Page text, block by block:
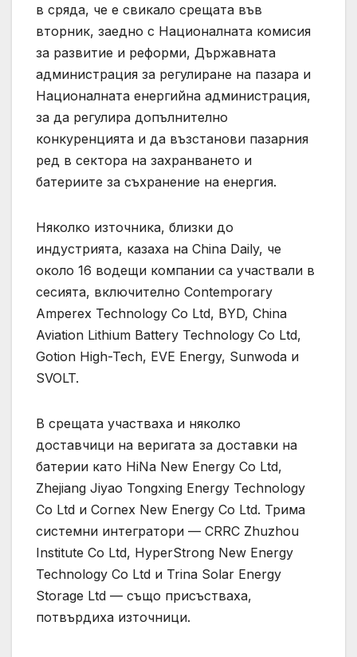
в сряда, че е свикало срещата във
вторник, заедно с Националната комисия
за развитие и реформи, Държавната
администрация за регулиране на пазара и
Националната енергийна администрация,
за да регулира допълнително
конкуренцията и да възстанови пазарния
ред в сектора на захранването и
батериите за съхранение на енергия.
Няколко източника, близки до
индустрията, казаха на China Daily, че
около 16 водещи компании са участвали в
сесията, включително Contemporary
Amperex Technology Co Ltd, BYD, China
Aviation Lithium Battery Technology Co Ltd,
Gotion High-Tech, EVE Energy, Sunwoda и
SVOLT.
В срещата участваха и няколко
доставчици на веригата за доставки на
батерии като HiNa New Energy Co Ltd,
Zhejiang Jiyao Tongxing Energy Technology
Co Ltd и Cornex New Energy Co Ltd. Трима
системни интегратори — CRRC Zhuzhou
Institute Co Ltd, HyperStrong New Energy
Technology Co Ltd и Trina Solar Energy
Storage Ltd — също присъстваха,
потвърдиха източници.